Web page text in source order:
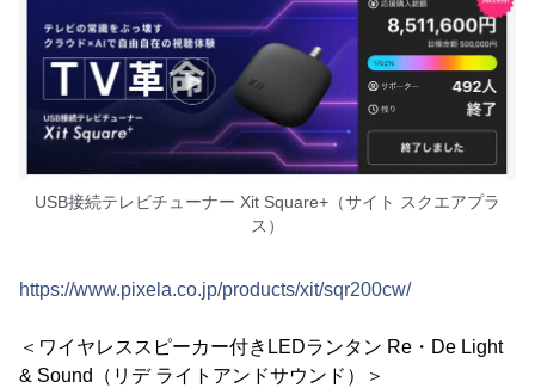
USB接続テレビチューナー Xit Square+（サイト スクエアプラ
ス）
https://www.pixela.co.jp/products/xit/sqr200cw/
＜ワイヤレススピーカー付きLEDランタン Re・De Light
& Sound（リデ ライトアンドサウンド）＞